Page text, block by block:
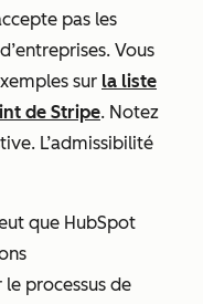
pas les
Vous
sur la liste
de Stripe. Notez
L’admissibilité
que HubSpot
processus de